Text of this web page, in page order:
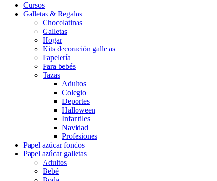
Cursos
Galletas & Regalos
Chocolatinas
Galletas
Hogar
Kits decoración galletas
Papelería
Para bebés
Tazas
Adultos
Colegio
Deportes
Halloween
Infantiles
Navidad
Profesiones
Papel azúcar fondos
Papel azúcar galletas
Adultos
Bebé